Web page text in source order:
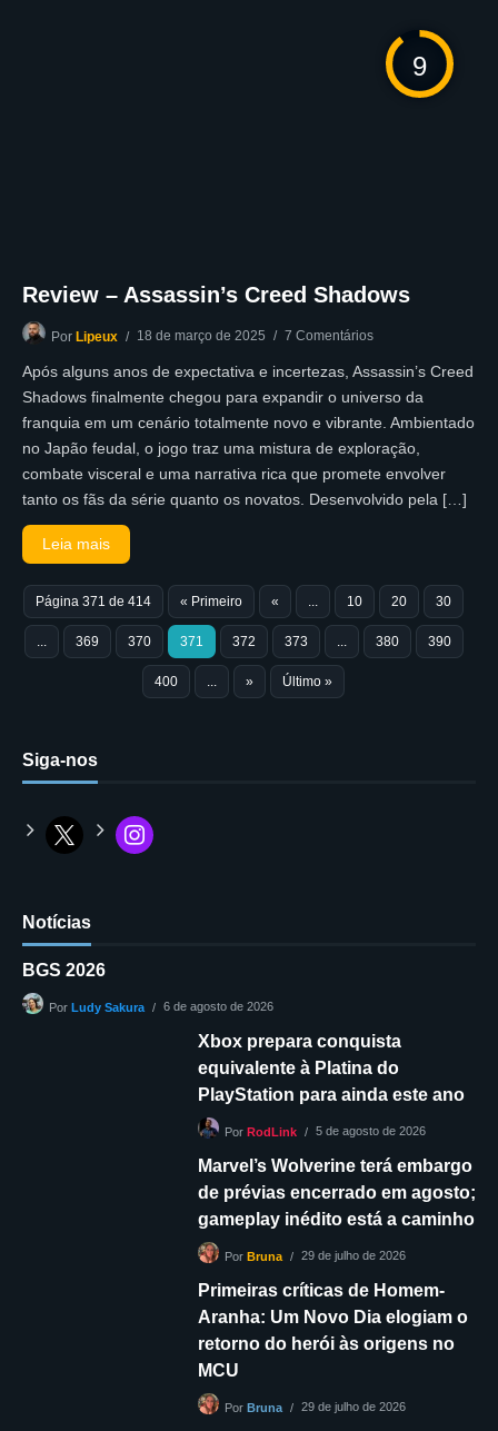
9
Review – Assassin’s Creed Shadows
Por Lipeux 18 de março de 2025 7 Comentários
Após alguns anos de expectativa e incertezas, Assassin’s Creed
Shadows finalmente chegou para expandir o universo da
franquia em um cenário totalmente novo e vibrante. Ambientado
no Japão feudal, o jogo traz uma mistura de exploração,
combate visceral e uma narrativa rica que promete envolver
tanto os fãs da série quanto os novatos. Desenvolvido pela […]
Leia mais
Página 371 de 414 « Primeiro « ... 10 20 30
... 369 370 371 372 373 ... 380 390
400 ... » Último »
Siga-nos
Notícias
BGS 2026
Por Ludy Sakura 6 de agosto de 2026
Xbox prepara conquista
equivalente à Platina do
PlayStation para ainda este ano
Por RodLink 5 de agosto de 2026
Marvel’s Wolverine terá embargo
de prévias encerrado em agosto;
gameplay inédito está a caminho
Por Bruna 29 de julho de 2026
Primeiras críticas de Homem-
Aranha: Um Novo Dia elogiam o
retorno do herói às origens no
MCU
Por Bruna 29 de julho de 2026